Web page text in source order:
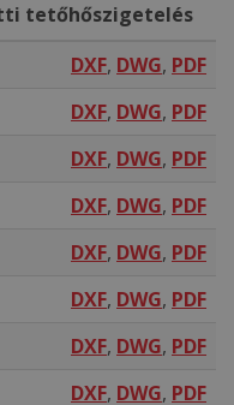
tetőhőszigetelés
DXF, DWG, PDF
DXF, DWG, PDF
DXF, DWG, PDF
DXF, DWG, PDF
DXF, DWG, PDF
DXF, DWG, PDF
DXF, DWG, PDF
DXF, DWG, PDF